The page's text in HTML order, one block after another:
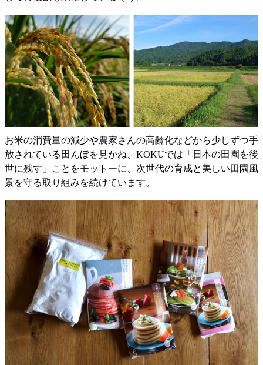
お米の消費量の減少や農家さんの高齢化などから少しずつ手
放されている田んぼを見かね、KOKUでは「日本の田園を後
世に残す」ことをモットーに、次世代の育成と美しい田園風
景を守る取り組みを続けています。